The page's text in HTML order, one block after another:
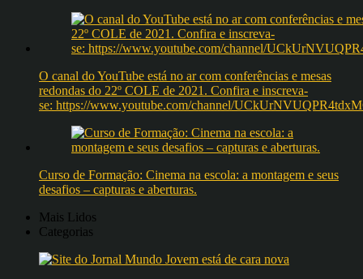
O canal do YouTube está no ar com conferências e mesas
redondas do 22º COLE de 2021. Confira e inscreva-
se: https://www.youtube.com/channel/
Curso de Formação: Cinema na escola: a montagem e seus
desafios – capturas e aberturas.
Mais Lidos
Categorias